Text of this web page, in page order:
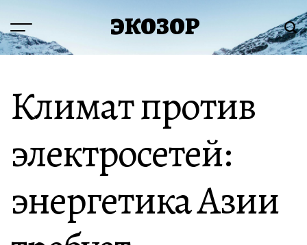
содержимому
Меню ЭКОЗОР
Климат против
электросетей:
энергетика Азии